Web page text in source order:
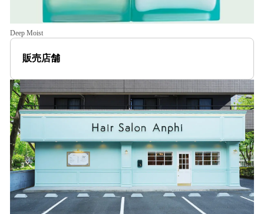
Deep Moist
販売店舗